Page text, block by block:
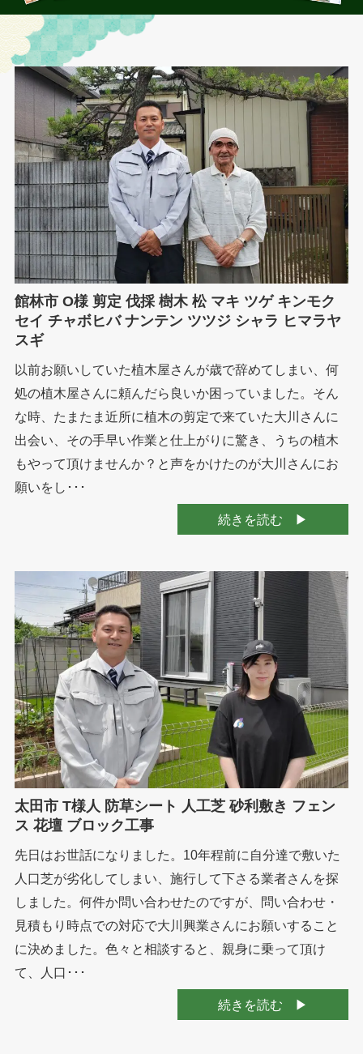
館林市 O様 剪定 伐採 樹木 松 マキ ツゲ キンモク
セイ チャボヒバ ナンテン ツツジ シャラ ヒマラヤ
スギ
以前お願いしていた植木屋さんが歳で辞めてしまい、何
処の植木屋さんに頼んだら良いか困っていました。そん
な時、たまたま近所に植木の剪定で来ていた大川さんに
出会い、その手早い作業と仕上がりに驚き、うちの植木
もやって頂けませんか？と声をかけたのが大川さんにお
願いをし･･･
続きを読む
太田市 T様人 防草シート 人工芝 砂利敷き フェン
ス 花壇 ブロック工事
先日はお世話になりました。10年程前に自分達で敷いた
人口芝が劣化してしまい、施行して下さる業者さんを探
しました。何件か問い合わせたのですが、問い合わせ・
見積もり時点での対応で大川興業さんにお願いすること
に決めました。色々と相談すると、親身に乗って頂け
て、人口･･･
続きを読む